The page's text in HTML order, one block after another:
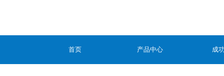
首页 产品中心 成